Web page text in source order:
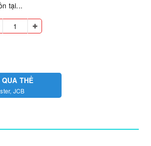
tại...
THẺ
JCB